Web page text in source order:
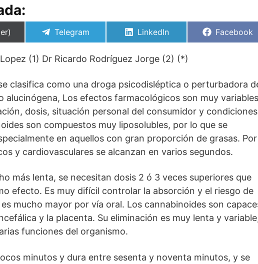
Compartir
Telegram
Compartir
LinkedIn
Compartir
Facebook
(1) Dr Ricardo Rodríguez Jorge (2) (*)
clasifica como una droga psicodisléptica o perturbadora
alucinógena, Los efectos farmacológicos son muy
dosis, situación personal del consumidor y condiciones
son compuestos muy liposolubles, por lo que se
en aquellos con gran proporción de grasas. Por
y cardiovasculares se alcanzan en varios segundos.
más lenta, se necesitan dosis 2 ó 3 veces superiores que
efecto. Es muy difícil controlar la absorción y el riesgo de
mucho mayor por vía oral. Los cannabinoides son
y la placenta. Su eliminación es muy lenta y
funciones del organismo.
minutos y dura entre sesenta y noventa minutos, y se